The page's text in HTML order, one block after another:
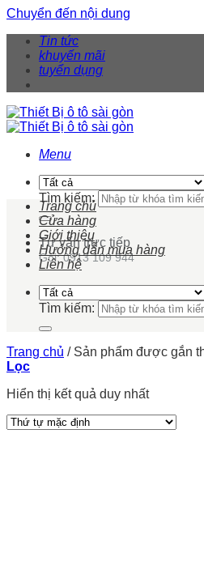
Chuyển đến nội dung
Tin tức
khuyến mãi
tuyển dụng
Menu
Tìm kiếm:
Tư vấn trực tiếp
Gọi: 0913 109 944
Trang chủ
Cửa hàng
Giới thiệu
Hướng dẫn mua hàng
Liên hệ
Tìm kiếm:
Trang chủ /Sản phẩm được gắn
Lọc
Hiển thị kết quả duy nhất